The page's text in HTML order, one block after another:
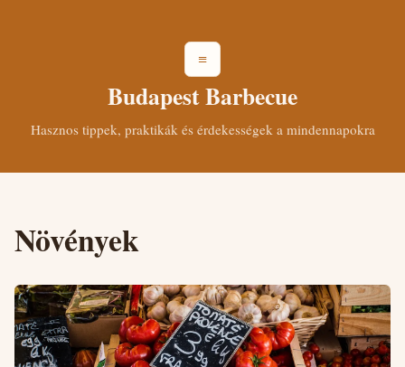
≡
Budapest Barbecue
Hasznos tippek, praktikák és érdekességek a mindennapokra
Növények